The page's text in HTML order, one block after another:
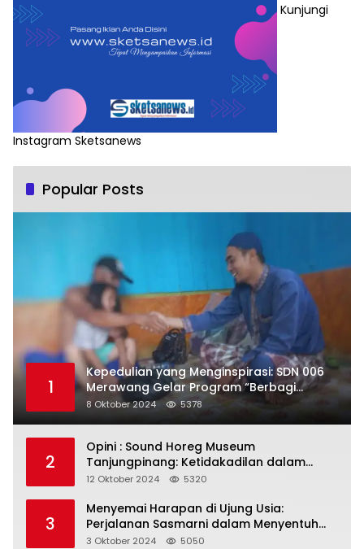
Kunjungi
Instagram Sketsanews
Popular Posts
1
Kepedulian yang Menginspirasi: SDN 006
Merawang Gelar Program “Berbagi
Segenggam Beras”
8 Oktober 2024 5378
2
Opini : Sound Horeg Museum
Tanjungpinang: Ketidakadilan dalam
Representasi
12 Oktober 2024 5320
3
Menyemai Harapan di Ujung Usia:
Perjalanan Sasmarni dalam Menyentuh
Hati dan Jiwa
3 Oktober 2024 5050